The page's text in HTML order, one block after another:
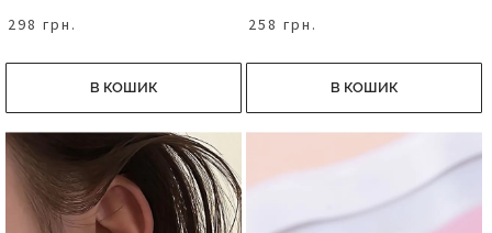
298 грн.
В КОШИК
258 грн.
В КОШИК